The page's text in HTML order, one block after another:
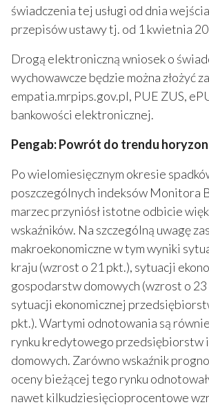
świadczenia tej usługi od dnia
przepisów ustawy tj. od 1 kwietnia
Drogą elektroniczną wniosek o
wychowawcze będzie można złożyć
empatia.mrpips.gov.pl, PUE ZUS,
bankowości elektronicznej.
Pengab: Powrót do trendu
Po wielomiesięcznym okresie
poszczególnych indeksów Monitora
marzec przyniósł istotne odbicie
wskaźników. Na szczególną uwagę
makroekonomiczne w tym wyniki
kraju (wzrost o 21 pkt.), sytuacji
gospodarstw domowych (wzrost o
sytuacji ekonomicznej
pkt.). Wartymi odnotowania są
rynku kredytowego przedsiębiorstw
domowych. Zarówno wskaźnik
oceny bieżącej tego rynku
nawet kilkudziesięcioprocentowe